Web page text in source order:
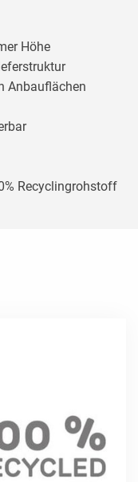
Höhe
Anbauflächen
Recyclingrohstoff